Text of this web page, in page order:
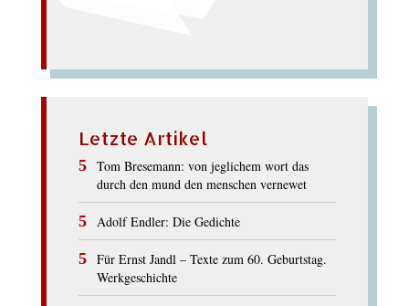
Letzte Artikel
Tom Bresemann: von jeglichem wort das
durch den mund den menschen vernewet
Adolf Endler: Die Gedichte
Für Ernst Jandl – Texte zum 60. Geburtstag.
Werkgeschichte